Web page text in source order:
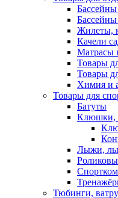
Жилеты,
Качели
Матрасы
Товары
Товары
Химия и
Товары для
Батуты
Клюшки,
Лыжи,
Тюбинги,